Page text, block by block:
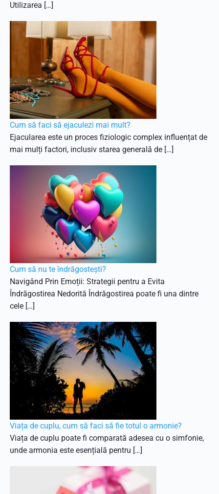
Utilizarea […]
Cum să faci să ejaculezi mai mult?
Ejacularea este un proces fiziologic complex influențat de
mai mulți factori, inclusiv starea generală de […]
Cum să nu te îndrăgostești?
Navigând Prin Emoții: Strategii pentru a Evita
Îndrăgostirea Nedorită Îndrăgostirea poate fi una dintre
cele […]
Viața de cuplu, cum să faci să fie totul o armonie?
Viața de cuplu poate fi comparată adesea cu o simfonie,
unde armonia este esențială pentru […]